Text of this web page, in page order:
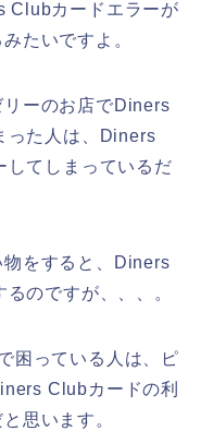
Clubカードエラーが
たいですよ。
ーのお店でDiners
った人は、Diners
てしまっているだ
をすると、Diners
のですが、、、。
困っている人は、ピ
Clubカードの利
思います。